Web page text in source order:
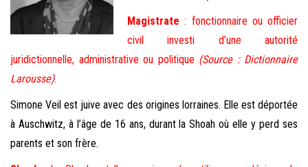
Magistrate : fonctionnaire ou officier
civil investi d’une autorité
juridictionnelle, administrative ou politique (Source : Dictionnaire
Larousse).
Simone Veil est juive avec des origines lorraines. Elle est déportée
à Auschwitz, à l’âge de 16 ans, durant la Shoah où elle y perd ses
parents et son frère.